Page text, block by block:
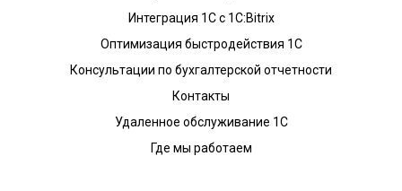
Интеграция 1С с 1С:Bitrix
Оптимизация быстродействия 1С
Консультации по бухгалтерской отчетности
Контакты
Удаленное обслуживание 1С
Где мы работаем